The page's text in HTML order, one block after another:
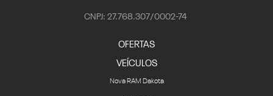
CNPJ: 27.768.307/0002-74
OFERTAS
VEÍCULOS
Nova RAM Dakota